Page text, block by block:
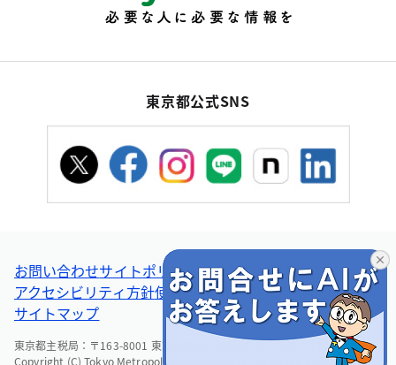
東京都公式SNS
お問い合わせサイトポリシー個人情報の取扱い
アクセシビリティ方針使い方ヘルプ
リンク集・その他
サイトマップ
東京都主税局：〒163-8001 東京都新宿区西新宿2-8-1 電話：03-5388-2925
Copyright (C) Tokyo Metropolitan Government. All Rights Reserved.